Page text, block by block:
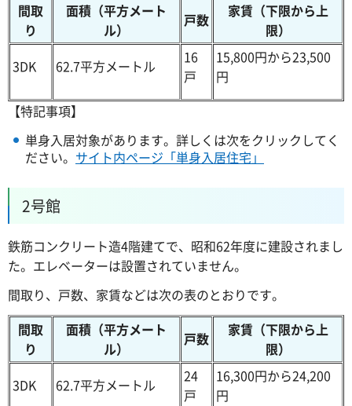
間取
り
面積（平方メート
ル）
戸数
家賃（下限から上
限）
3DK
62.7平方メートル
16
戸
15,800円から23,500
円
【特記事項】
単身入居対象があります。詳しくは次をクリックしてく
ださい。 サイト内ページ「単身入居住宅」
2号館
鉄筋コンクリート造4階建てで、昭和62年度に建設されまし
た。エレベーターは設置されていません。
間取り、戸数、家賃などは次の表のとおりです。
間取
り
面積（平方メート
ル）
戸数
家賃（下限から上
限）
3DK
62.7平方メートル
24
戸
16,300円から24,200
円